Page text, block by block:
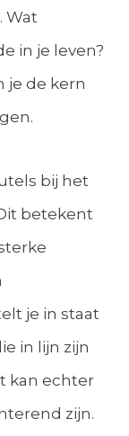
Wat
in je leven?
je de kern
bij het
betekent
je in staat
in lijn zijn
kan echter
zijn.